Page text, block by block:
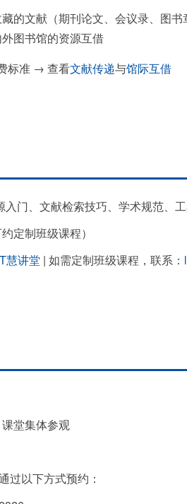
的文献（期刊论文、会议录、图书
图书馆的资源互借
标准 → 查看文献传递与馆际互借
入门、文献检索技巧、学术规范、
定制班级课程）
慧讲堂 | 如需定制班级课程，联系：
堂集体参观
过以下方式预约：